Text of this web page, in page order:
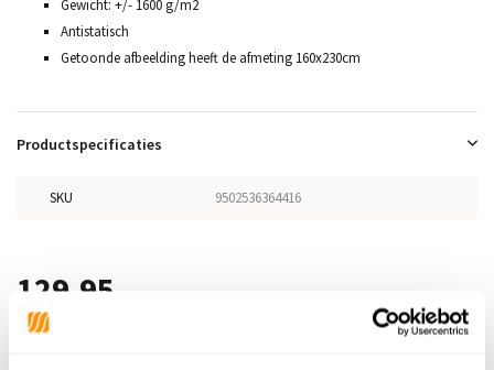
129,95
Gewicht: +/- 1600 g/m2
Antistatisch
Getoonde afbeelding heeft de afmeting 160x230cm
Productspecificaties
SKU 9502536364416